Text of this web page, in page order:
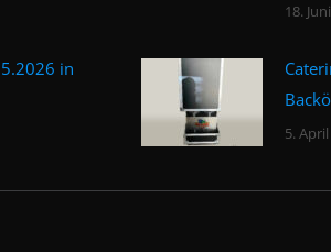
18.
in
5.